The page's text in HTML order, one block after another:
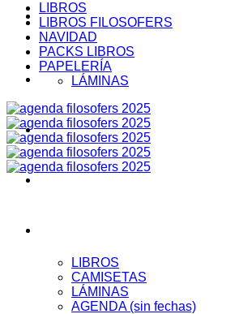
SOBRE MI
AUDIOENSAYOS
LIBROS
CAMISETAS
LÁMINAS
AGENDA (sin fechas)
LIBROS
LIBROS FILOSOFERS
NAVIDAD
PACKS LIBROS
PAPELERÍA
LÁMINAS